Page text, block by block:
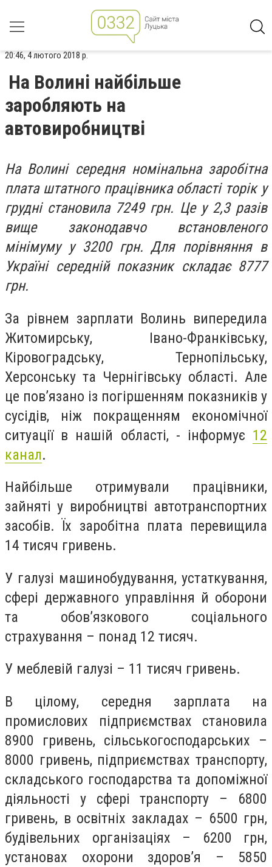
20:46, 4 лютого 2018 р.
На Волині найбільше
заробляють на
автовиробництві
На Волині середня номінальна заробітна
плата штатного працівника області торік у
грудні становила 7249 грн. Це у 2,3 разів
вище законодавчо встановленого
мінімуму у 3200 грн. Для порівняння в
Україні середній показник складає 8777
грн.
За рівнем зарплати Волинь випередила
Житомирську, Івано-Франківську,
Кіровоградську, Тернопільську,
Херсонську та Чернігівську області. Але
це пов’язано із погіршенням показників у
сусідів, ніж покращенням економічної
ситуації в нашій області, - інформує 12
канал.
Найбільше отримували працівники,
зайняті у виробництві автотранспортних
засобів. Їх заробітна плата перевищила
14 тисяч гривень.
У галузі машинобудування, устаткування,
сфері державного управління й оборони
та обов’язкового соціального
страхування – понад 12 тисяч.
У меблевій галузі – 11 тисяч гривень.
В цілому, середня зарплата на
промислових підприємствах становила
8900 гривень, сільськогосподарських –
8000 гривень, підприємствах транспорту,
складського господарства та допоміжної
діяльності у сфері транспорту – 6800
гривень, в освітніх закладах – 6500 грн,
будівельних організаціях – 6200 грн,
установах охорони здоров’я – 5850